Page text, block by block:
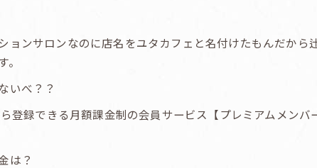
ョンサロンなのに店名をユタカフェと名付けたもんだか
いべ？？
登録できる月額課金制の会員サービス【プレミアムメン
は？